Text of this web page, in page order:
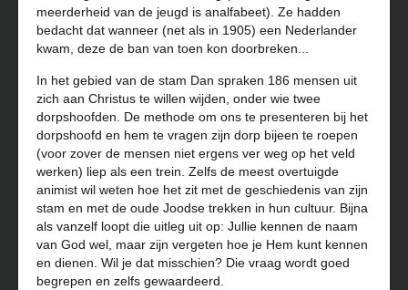
meerderheid van de jeugd is analfabeet). Ze hadden
bedacht dat wanneer (net als in 1905) een Nederlander
kwam, deze de ban van toen kon doorbreken...
In het gebied van de stam Dan spraken 186 mensen uit
zich aan Christus te willen wijden, onder wie twee
dorpshoofden. De methode om ons te presenteren bij het
dorpshoofd en hem te vragen zijn dorp bijeen te roepen
(voor zover de mensen niet ergens ver weg op het veld
werken) liep als een trein. Zelfs de meest overtuigde
animist wil weten hoe het zit met de geschiedenis van zijn
stam en met de oude Joodse trekken in hun cultuur. Bijna
als vanzelf loopt die uitleg uit op: Jullie kennen de naam
van God wel, maar zijn vergeten hoe je Hem kunt kennen
en dienen. Wil je dat misschien? Die vraag wordt goed
begrepen en zelfs gewaardeerd.